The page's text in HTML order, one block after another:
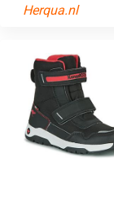
Herqua.nl